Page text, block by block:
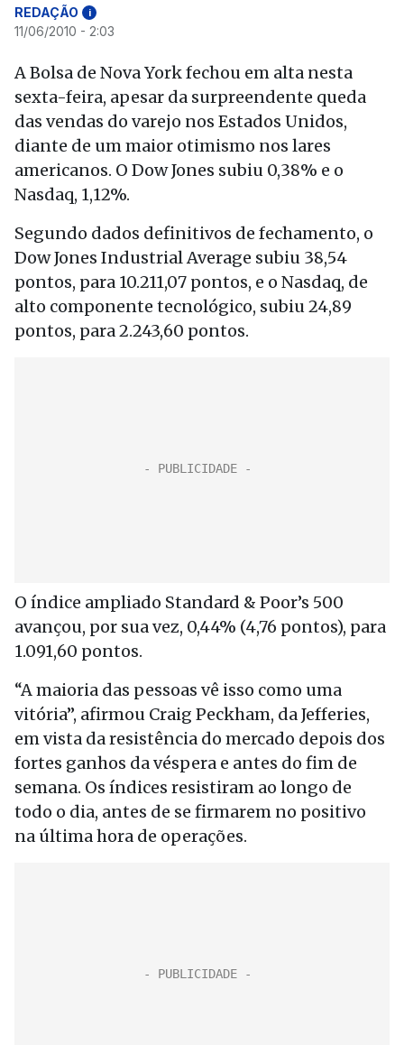
REDAÇÃO i
11/06/2010 - 2:03
A Bolsa de Nova York fechou em alta nesta
sexta-feira, apesar da surpreendente queda
das vendas do varejo nos Estados Unidos,
diante de um maior otimismo nos lares
americanos. O Dow Jones subiu 0,38% e o
Nasdaq, 1,12%.
Segundo dados definitivos de fechamento, o
Dow Jones Industrial Average subiu 38,54
pontos, para 10.211,07 pontos, e o Nasdaq, de
alto componente tecnológico, subiu 24,89
pontos, para 2.243,60 pontos.
O índice ampliado Standard & Poor’s 500
avançou, por sua vez, 0,44% (4,76 pontos), para
1.091,60 pontos.
“A maioria das pessoas vê isso como uma
vitória”, afirmou Craig Peckham, da Jefferies,
em vista da resistência do mercado depois dos
fortes ganhos da véspera e antes do fim de
semana. Os índices resistiram ao longo de
todo o dia, antes de se firmarem no positivo
na última hora de operações.